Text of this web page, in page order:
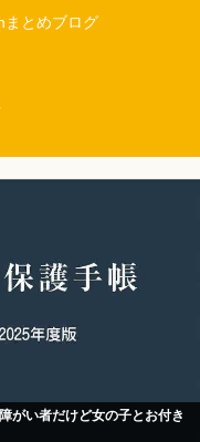
まとめブログ
がい者だけど女の子とお付き